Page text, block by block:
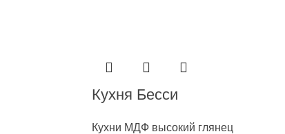
Кухня Бесси
Кухни МДФ высокий глянец